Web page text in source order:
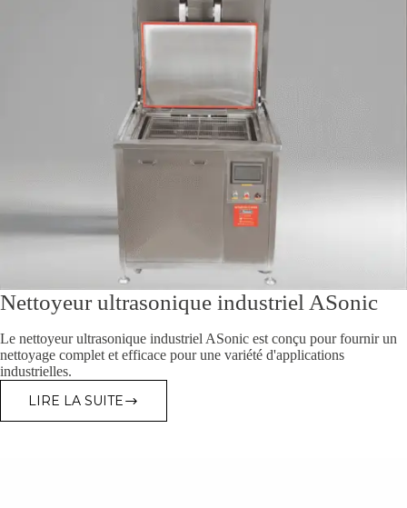
Nettoyeur ultrasonique industriel ASonic
Le nettoyeur ultrasonique industriel ASonic est conçu pour fournir un
nettoyage complet et efficace pour une variété d'applications
industrielles.
LIRE LA SUITE
NETTOYEUR
ULTRASONIQUE